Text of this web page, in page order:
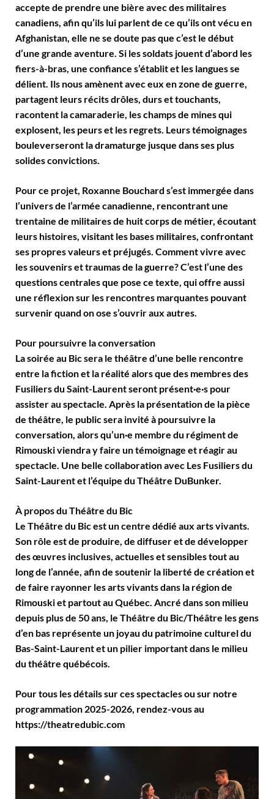
accepte de prendre une bière avec des militaires
canadiens, afin qu’ils lui parlent de ce qu’ils ont vécu en
Afghanistan, elle ne se doute pas que c’est le début
d’une grande aventure. Si les soldats jouent d’abord les
fiers-à-bras, une confiance s’établit et les langues se
délient. Ils nous amènent avec eux en zone de guerre,
partagent leurs récits drôles, durs et touchants,
racontent la camaraderie, les champs de mines qui
explosent, les peurs et les regrets. Leurs témoignages
bouleverseront la dramaturge jusque dans ses plus
solides convictions.
Pour ce projet, Roxanne Bouchard s’est immergée dans
l’univers de l’armée canadienne, rencontrant une
trentaine de militaires de huit corps de métier, écoutant
leurs histoires, visitant les bases militaires, confrontant
ses propres valeurs et préjugés. Comment vivre avec
les souvenirs et traumas de la guerre? C’est l’une des
questions centrales que pose ce texte, qui offre aussi
une réflexion sur les rencontres marquantes pouvant
survenir quand on ose s’ouvrir aux autres.
Pour poursuivre la conversation
La soirée au Bic sera le théâtre d’une belle rencontre
entre la fiction et la réalité alors que des membres des
Fusiliers du Saint-Laurent seront présent·e·s pour
assister au spectacle. Après la présentation de la pièce
de théâtre, le public sera invité à poursuivre la
conversation, alors qu’un·e membre du régiment de
Rimouski viendra y faire un témoignage et réagir au
spectacle. Une belle collaboration avec Les Fusiliers du
Saint-Laurent et l’équipe du Théâtre DuBunker.
À propos du Théâtre du Bic
Le Théâtre du Bic est un centre dédié aux arts vivants.
Son rôle est de produire, de diffuser et de développer
des œuvres inclusives, actuelles et sensibles tout au
long de l’année, afin de soutenir la liberté de création et
de faire rayonner les arts vivants dans la région de
Rimouski et partout au Québec. Ancré dans son milieu
depuis plus de 50 ans, le Théâtre du Bic/Théâtre les gens
d’en bas représente un joyau du patrimoine culturel du
Bas-Saint-Laurent et un pilier important dans le milieu
du théâtre québécois.
Pour tous les détails sur ces spectacles ou sur notre
programmation 2025-2026, rendez-vous au
https://theatredubic.com